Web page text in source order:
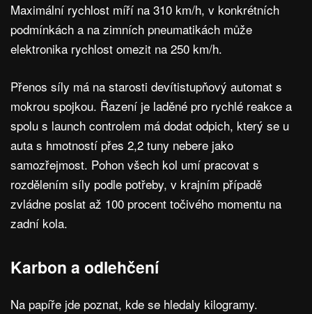
Maximální rychlost míří na 310 km/h, v konkrétních
podmínkách a na zimních pneumatikách může
elektronika rychlost omezit na 250 km/h.
Přenos síly má na starosti devítistupňový automat s
mokrou spojkou. Řazení je laděné pro rychlé reakce a
spolu s launch controlem má dodat odpich, který se u
auta s hmotností přes 2,2 tuny nebere jako
samozřejmost. Pohon všech kol umí pracovat s
rozdělením síly podle potřeby, v krajním případě
zvládne poslat až 100 procent točivého momentu na
zadní kola.
Karbon a odlehčení
Na papíře jde poznat, kde se hledaly kilogramy.